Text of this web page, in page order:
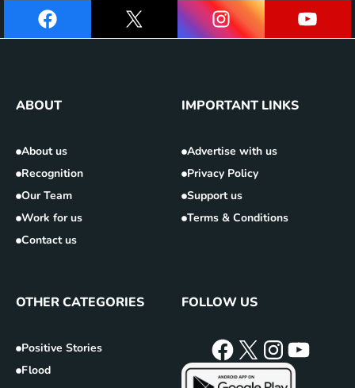
ABOUT
About us
Recognition
Our Team
Work for us
Contact us
IMPORTANT LINKS
Advertise with us
Privacy Policy
Support us
Terms & Conditions
OTHER CATEGORIES
Positive Stories
Flood
FOLLOW US